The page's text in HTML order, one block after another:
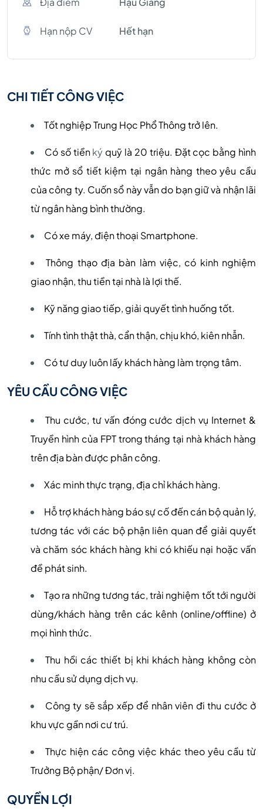
Hạn nộp CV Hết hạn
CHI TIẾT CÔNG VIỆC
Tốt nghiệp Trung Học Phổ Thông trở lên.
Có số tiềnký quỹ là 20 triệu. Đặt cọc bằng hình
thức mở sổ tiết kiệm tại ngân hàng theo yêu cầu
của công ty. Cuốn sổ này vẫn do bạn giữ và nhận lãi
từ ngân hàng bình thường.
Có xe máy, điện thoại Smartphone.
Thông thạo địa bàn làm việc, có kinh nghiệm
giao nhận, thu tiền tại nhà là lợi thế.
Kỹ năng giao tiếp, giải quyết tình huống tốt.
Tính tình thật thà, cẩn thận, chịu khó, kiên nhẫn.
Có tư duy luôn lấy khách hàng làm trọng tâm.
YÊU CẦU CÔNG VIỆC
Thu cước, tư vấn đóng cước dịch vụ Internet &
Truyền hình của FPT trong tháng tại nhà khách hàng
trên địa bàn được phân công.
Xác minh thực trạng, địa chỉ khách hàng.
Hỗ trợ khách hàng báo sự cố đến cán bộ quản lý,
tương tác với các bộ phận liên quan để giải quyết
và chăm sóc khách hàng khi có khiếu nại hoặc vấn
đề phát sinh.
Tạo ra những tương tác, trải nghiệm tốt tới người
dùng/khách hàng trên các kênh (online/offline) ở
mọi hình thức.
Thu hồi các thiết bị khi khách hàng không còn
nhu cầu sử dụng dịch vụ.
Công ty sẽ sắp xếp để nhân viên đi thu cước ở
khu vực gần nơi cư trú.
Thực hiện các công việc khác theo yêu cầu từ
Trưởng Bộ phận/ Đơn vị.
QUYỀN LỢI